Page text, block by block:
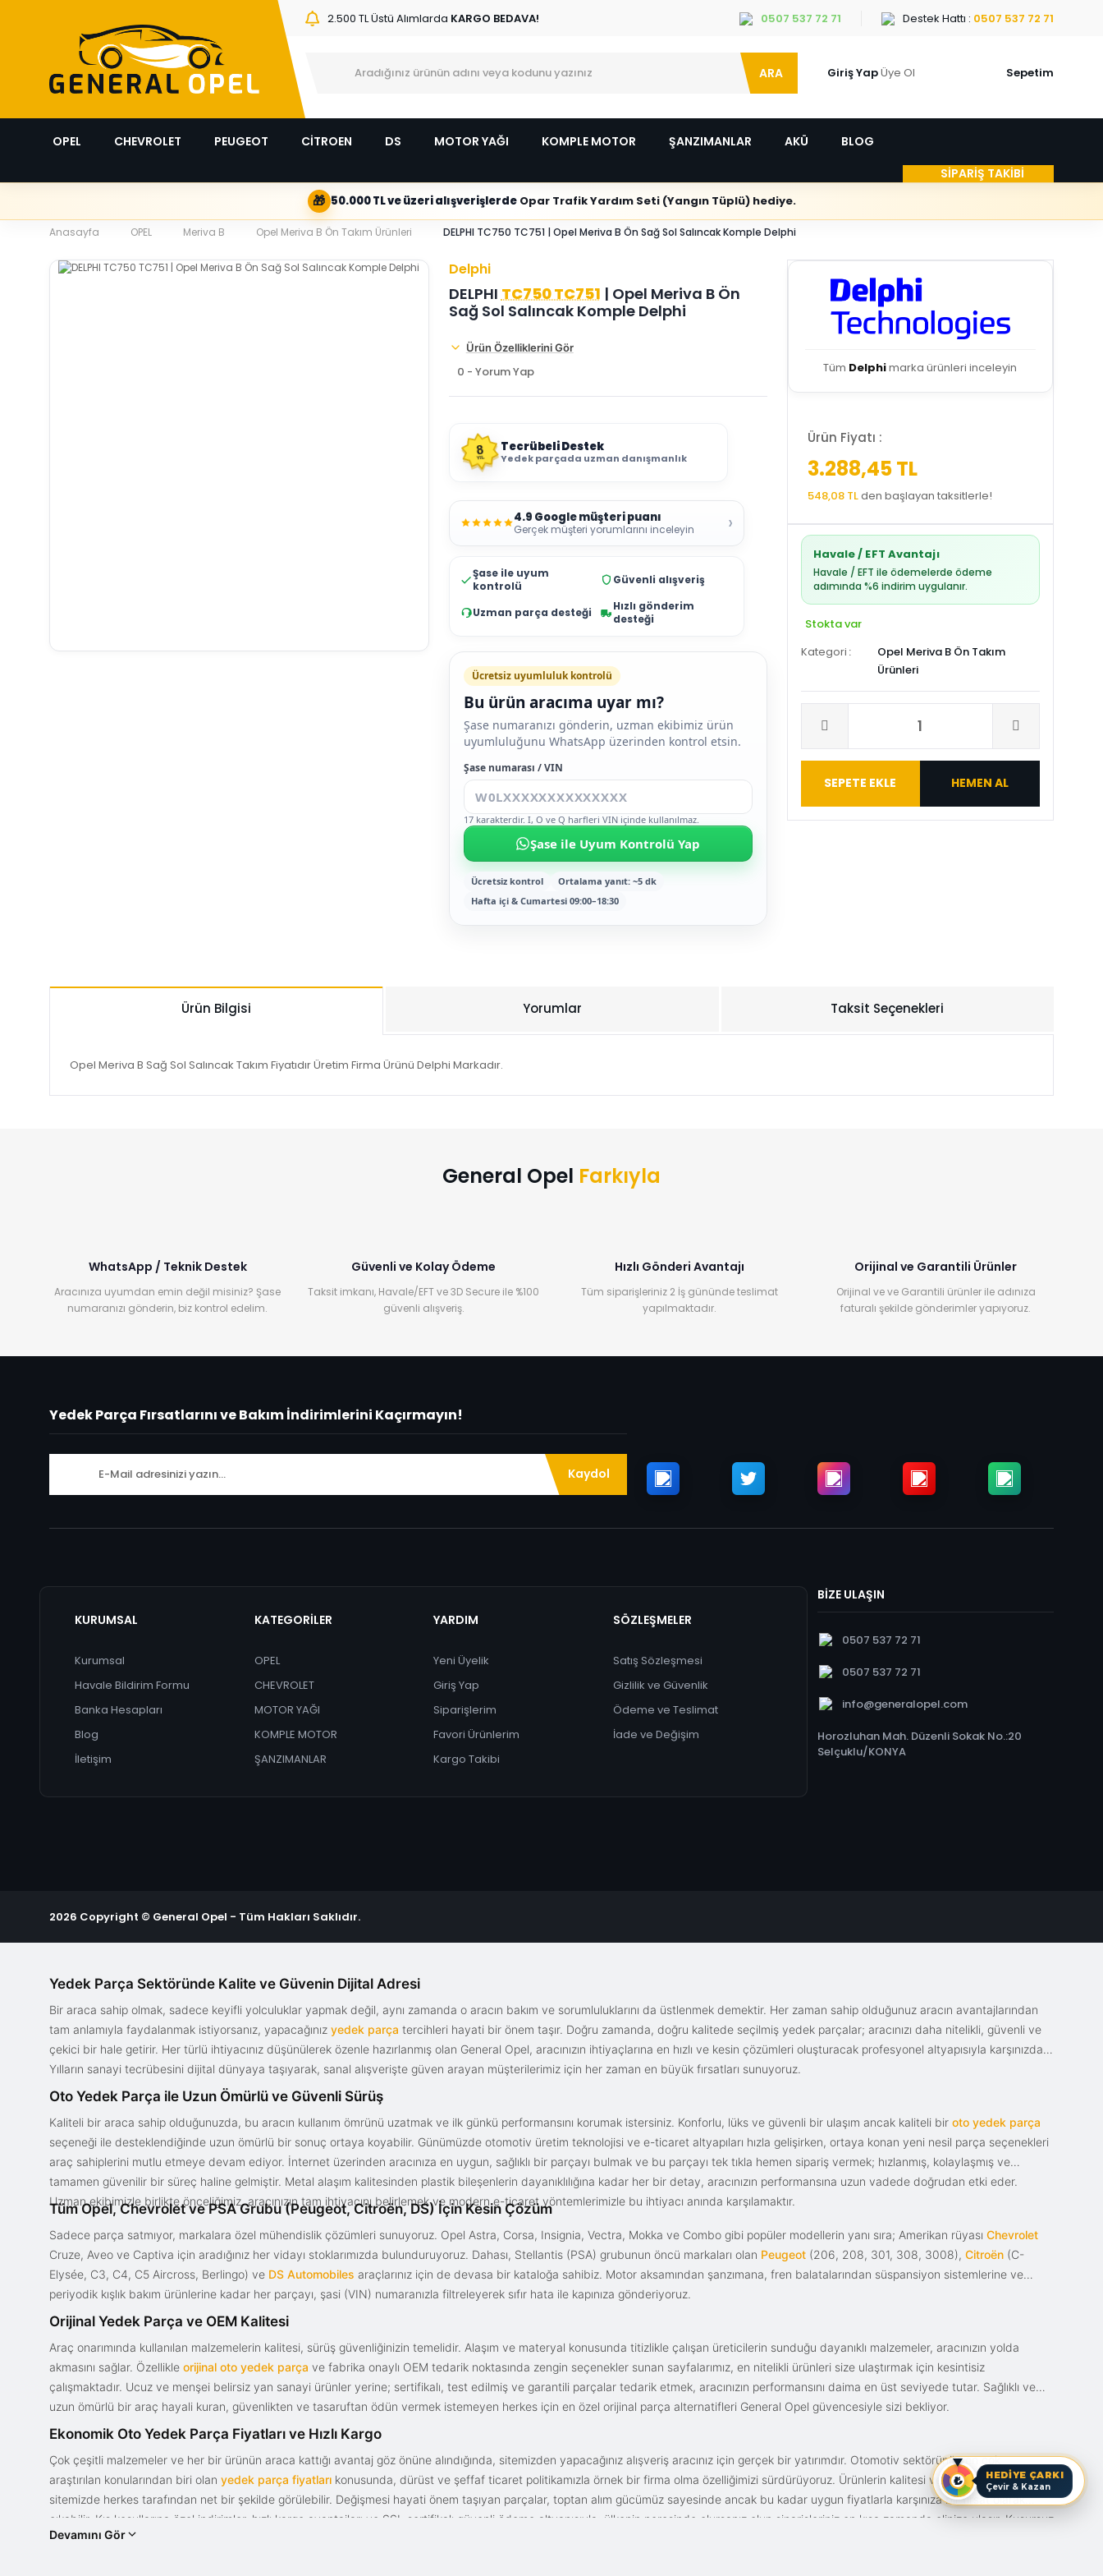
2.500 TL Üstü Alımlarda KARGO BEDAVA! 0507 537 72 71 Destek Hattı : 0507 537 72 71
ARA Giriş YapÜye Ol Sepetim
OPEL CHEVROLET PEUGEOT CİTROEN DS MOTOR YAĞI KOMPLE MOTOR ŞANZIMANLAR AKÜ
BLOG
SİPARİŞ TAKİBİ
🎁 50.000 TL ve üzeri alışverişlerdeOpar Trafik Yardım Seti (Yangın Tüplü) hediye.
Anasayfa OPEL Meriva B Opel Meriva B Ön Takım Ürünleri DELPHI TC750 TC751 | Opel Meriva B Ön Sağ Sol Salıncak Komple Delphi
Delphi
DELPHI TC750 TC751 | Opel Meriva B Ön
Sağ Sol Salıncak Komple Delphi
Ürün Özelliklerini Gör
0 - Yorum Yap
8
YIL
Tecrübeli Destek
Yedek parçada uzman danışmanlık
4.9 Google müşteri puanı
Gerçek müşteri yorumlarını inceleyin ›
Şase ile uyum
kontrolü
Güvenli alışveriş
Uzman parça desteği
Hızlı gönderim
desteği
Ücretsiz uyumluluk kontrolü
Bu ürün aracıma uyar mı?
Şase numaranızı gönderin, uzman ekibimiz ürün
uyumluluğunu WhatsApp üzerinden kontrol etsin.
Şase numarası / VIN
17 karakterdir. I, O ve Q harfleri VIN içinde kullanılmaz.
Şase ile Uyum Kontrolü Yap
Ücretsiz kontrol
Ortalama yanıt: ~5 dk
Hafta içi & Cumartesi 09:00–18:30
Tüm Delphimarka ürünleri inceleyin
Ürün Fiyatı :
3.288,45 TL
548,08 TLden başlayan taksitlerle!
Havale / EFT Avantajı
Havale / EFT ile ödemelerde ödeme
adımında %6 indirim uygulanır.
Stokta var
Kategori
Opel Meriva B Ön Takım
Ürünleri
SEPETE EKLE HEMEN AL
Ürün Bilgisi Yorumlar Taksit Seçenekleri
Opel Meriva B Sağ Sol Salıncak Takım Fiyatıdır Üretim Firma Ürünü Delphi Markadır.
General Opel Farkıyla
WhatsApp / Teknik Destek
Aracınıza uyumdan emin değil misiniz? Şase
numaranızı gönderin, biz kontrol edelim.
Güvenli ve Kolay Ödeme
Taksit imkanı, Havale/EFT ve 3D Secure ile %100
güvenli alışveriş.
Hızlı Gönderi Avantajı
Tüm siparişleriniz 2 İş gününde teslimat
yapılmaktadır.
Orijinal ve Garantili Ürünler
Orijinal ve ve Garantili ürünler ile adınıza
faturalı şekilde gönderimler yapıyoruz.
Yedek Parça Fırsatlarını ve Bakım İndirimlerini Kaçırmayın!
Kaydol
KURUMSAL
Kurumsal
Havale Bildirim Formu
Banka Hesapları
Blog
İletişim
KATEGORİLER
OPEL
CHEVROLET
MOTOR YAĞI
KOMPLE MOTOR
ŞANZIMANLAR
YARDIM
Yeni Üyelik
Giriş Yap
Siparişlerim
Favori Ürünlerim
Kargo Takibi
SÖZLEŞMELER
Satış Sözleşmesi
Gizlilik ve Güvenlik
Ödeme ve Teslimat
İade ve Değişim
BİZE ULAŞIN
0507 537 72 71
0507 537 72 71
info@generalopel.com
Horozluhan Mah. Düzenli Sokak No.:20
Selçuklu/KONYA
2026 Copyright © General Opel - Tüm Hakları Saklıdır.
HEDİYE ÇARKI
Çevir & Kazan
Yedek Parça Sektöründe Kalite ve Güvenin Dijital Adresi
Bir araca sahip olmak, sadece keyifli yolculuklar yapmak değil, aynı zamanda o aracın bakım ve sorumluluklarını da üstlenmek demektir. Her zaman sahip olduğunuz aracın avantajlarından
tam anlamıyla faydalanmak istiyorsanız, yapacağınız yedek parça tercihleri hayati bir önem taşır. Doğru zamanda, doğru kalitede seçilmiş yedek parçalar; aracınızı daha nitelikli, güvenli ve
çekici bir hale getirir. Her türlü ihtiyacınız düşünülerek özenle hazırlanmış olan General Opel, aracınızın ihtiyaçlarına en hızlı ve kesin çözümleri oluşturacak profesyonel altyapısıyla karşınızda.
Yılların sanayi tecrübesini dijital dünyaya taşıyarak, sanal alışverişte güven arayan müşterilerimiz için her zaman en büyük fırsatları sunuyoruz.
Oto Yedek Parça ile Uzun Ömürlü ve Güvenli Sürüş
Kaliteli bir araca sahip olduğunuzda, bu aracın kullanım ömrünü uzatmak ve ilk günkü performansını korumak istersiniz. Konforlu, lüks ve güvenli bir ulaşım ancak kaliteli bir oto yedek parça
seçeneği ile desteklendiğinde uzun ömürlü bir sonuç ortaya koyabilir. Günümüzde otomotiv üretim teknolojisi ve e-ticaret altyapıları hızla gelişirken, ortaya konan yeni nesil parça seçenekleri
araç sahiplerini mutlu etmeye devam ediyor. İnternet üzerinden aracınıza en uygun, sağlıklı bir parçayı bulmak ve bu parçayı tek tıkla hemen sipariş vermek; hızlanmış, kolaylaşmış ve
tamamen güvenilir bir süreç haline gelmiştir. Metal alaşım kalitesinden plastik bileşenlerin dayanıklılığına kadar her bir detay, aracınızın performansına uzun vadede doğrudan etki eder.
Uzman ekibimizle birlikte önceliğimiz, aracınızın tam ihtiyacını belirlemek ve modern e-ticaret yöntemlerimizle bu ihtiyacı anında karşılamaktır.
Tüm Opel, Chevrolet ve PSA Grubu (Peugeot, Citroën, DS) İçin Kesin Çözüm
Sadece parça satmıyor, markalara özel mühendislik çözümleri sunuyoruz. Opel Astra, Corsa, Insignia, Vectra, Mokka ve Combo gibi popüler modellerin yanı sıra; Amerikan rüyası Chevrolet
Cruze, Aveo ve Captiva için aradığınız her vidayı stoklarımızda bulunduruyoruz. Dahası, Stellantis (PSA) grubunun öncü markaları olan Peugeot (206, 208, 301, 308, 3008), Citroën (C-
Elysée, C3, C4, C5 Aircross, Berlingo) ve DS Automobiles araçlarınız için de devasa bir kataloğa sahibiz. Motor aksamından şanzımana, fren balatalarından süspansiyon sistemlerine ve
periyodik kışlık bakım ürünlerine kadar her parçayı, şasi (VIN) numaranızla filtreleyerek sıfır hata ile kapınıza gönderiyoruz.
Orijinal Yedek Parça ve OEM Kalitesi
Araç onarımında kullanılan malzemelerin kalitesi, sürüş güvenliğinizin temelidir. Alaşım ve materyal konusunda titizlikle çalışan üreticilerin sunduğu dayanıklı malzemeler, aracınızın yolda
akmasını sağlar. Özellikle orijinal oto yedek parça ve fabrika onaylı OEM tedarik noktasında zengin seçenekler sunan sayfalarımız, en nitelikli ürünleri size ulaştırmak için kesintisiz
çalışmaktadır. Ucuz ve menşei belirsiz yan sanayi ürünler yerine; sertifikalı, test edilmiş ve garantili parçalar tedarik etmek, aracınızın performansını daima en üst seviyede tutar. Sağlıklı ve
uzun ömürlü bir araç hayali kuran, güvenlikten ve tasaruftan ödün vermek istemeyen herkes için en özel orijinal parça alternatifleri General Opel güvencesiyle sizi bekliyor.
Ekonomik Oto Yedek Parça Fiyatları ve Hızlı Kargo
Çok çeşitli malzemeler ve her bir ürünün araca kattığı avantaj göz önüne alındığında, sitemizden yapacağınız alışveriş aracınız için gerçek bir yatırımdır. Otomotiv sektörünün en çok
araştırılan konularından biri olan yedek parça fiyatları konusunda, dürüst ve şeffaf ticaret politikamızla örnek bir firma olma özelliğimizi sürdürüyoruz. Ürünlerin kalitesi ve bunun fiyat karşılığı
sitemizde herkes tarafından net bir şekilde görülebilir. Değişmesi hayati önem taşıyan parçalar, toptan alım gücümüz sayesinde ancak bu kadar uygun fiyatlarla karşınıza bir fırsat olarak
çıkabilir. Kış koşullarına özel indirimler, hızlı kargo avantajları ve SSL sertifikalı güvenli ödeme altyapısıyla; ülkenin neresinde olursanız olun siparişleriniz en kısa zamanda elinize ulaşır. Kusursuz
bir tasarım ve güce sahip olan aracınızın değerini korumak, uygun fiyat avantajıyla parça kalitesini birleştirmek için doğru yerdesiniz.
Devamını Gör